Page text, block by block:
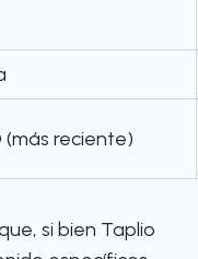
(más reciente)
si bien Taplio